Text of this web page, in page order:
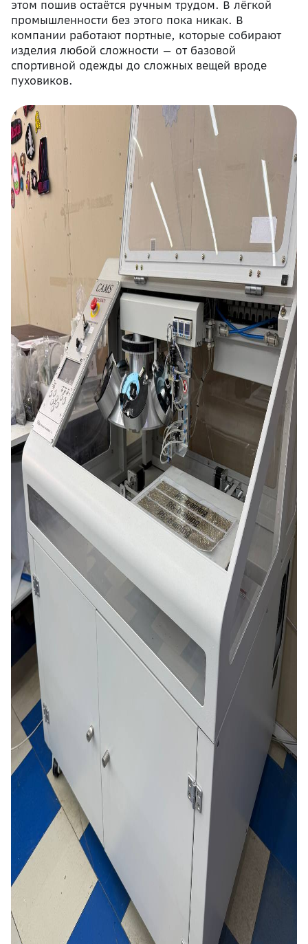
этом пошив остаётся ручным трудом. В лёгкой
промышленности без этого пока никак. В
компании работают портные, которые собирают
изделия любой сложности — от базовой
спортивной одежды до сложных вещей вроде
пуховиков.